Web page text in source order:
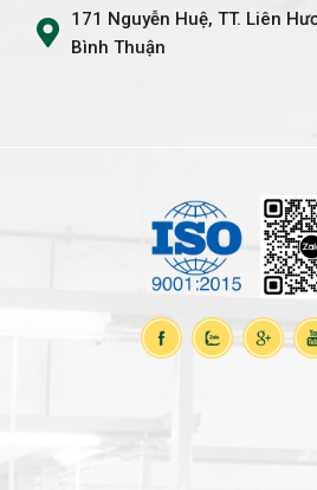
171 Nguyễn Huệ, TT. Liên
Bình Thuận